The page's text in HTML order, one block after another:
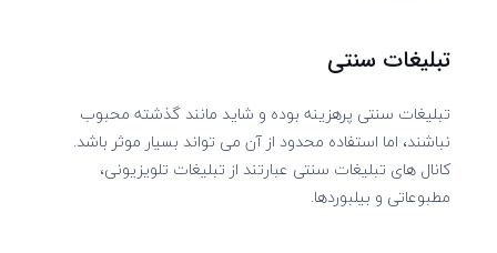
تبلیغات سنتی
تبلیغات سنتی پرهزینه بوده و شاید مانند گذشته محبوب
نباشند، اما استفاده محدود از آن می تواند بسیار موثر باشد.
کانال های تبلیغات سنتی عبارتند از تبلیغات تلویزیونی،
مطبوعاتی و بیلبوردها.